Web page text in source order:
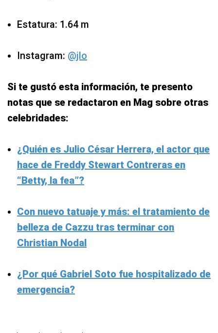
Estatura: 1.64 m
Instagram: @jlo
Si te gustó esta información, te presento
notas que se redactaron en Mag sobre otras
celebridades:
¿Quién es Julio César Herrera, el actor que
hace de Freddy Stewart Contreras en
“Betty, la fea”?
Con nuevo tatuaje y más: el tratamiento de
belleza de Cazzu tras terminar con
Christian Nodal
¿Por qué Gabriel Soto fue hospitalizado de
emergencia?